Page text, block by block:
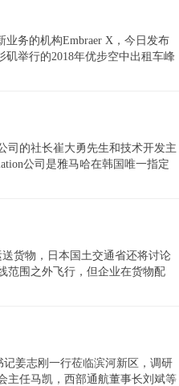
务的机构Embraer X，今日发布
举行的2018年优步空中出租车峰
司的社长崔大勇先生和技术开发主
公司是雅马哈在韩国唯一指定
货物，日本国土交通省还将讨论
范围之外飞行，但企业在货物配
姜志刚一行莅临滨河新区，调研
主任马凯，西部通航董事长刘斌等